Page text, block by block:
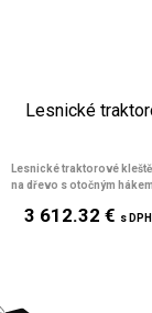
Lesnické
Lesnické traktorové
na dřevo s otočným
3 612.32 € s DPH